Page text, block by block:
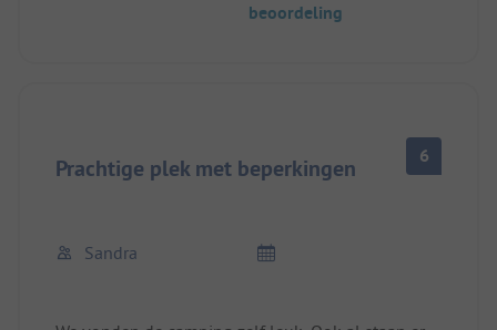
beoordeling
Prachtige plek met beperkingen 6
Sandra